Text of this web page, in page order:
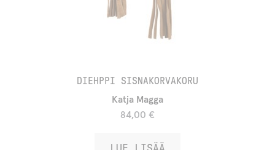
DIEHPPI SISNAKORVAKORU
Katja Magga
84,00 €